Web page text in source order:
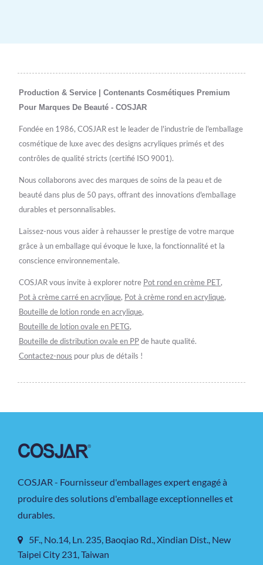
Production & Service | Contenants Cosmétiques Premium
Pour Marques De Beauté - COSJAR
Fondée en 1986, COSJAR est le leader de l'industrie de l'emballage
cosmétique de luxe avec des designs acryliques primés et des
contrôles de qualité stricts (certifié ISO 9001).
Nous collaborons avec des marques de soins de la peau et de
beauté dans plus de 50 pays, offrant des innovations d'emballage
durables et personnalisables.
Laissez-nous vous aider à rehausser le prestige de votre marque
grâce à un emballage qui évoque le luxe, la fonctionnalité et la
conscience environnementale.
COSJAR vous invite à explorer notre Pot rond en crème PET,
Pot à crème carré en acrylique, Pot à crème rond en acrylique,
Bouteille de lotion ronde en acrylique,
Bouteille de lotion ovale en PETG,
Bouteille de distribution ovale en PPde haute qualité.
Contactez-nous pour plus de détails !
COSJAR - Fournisseur d'emballages expert engagé à
produire des solutions d'emballage exceptionnelles et
durables.
5F., No.14, Ln. 235, Baoqiao Rd., Xindian Dist., New
Taipei City 231, Taiwan